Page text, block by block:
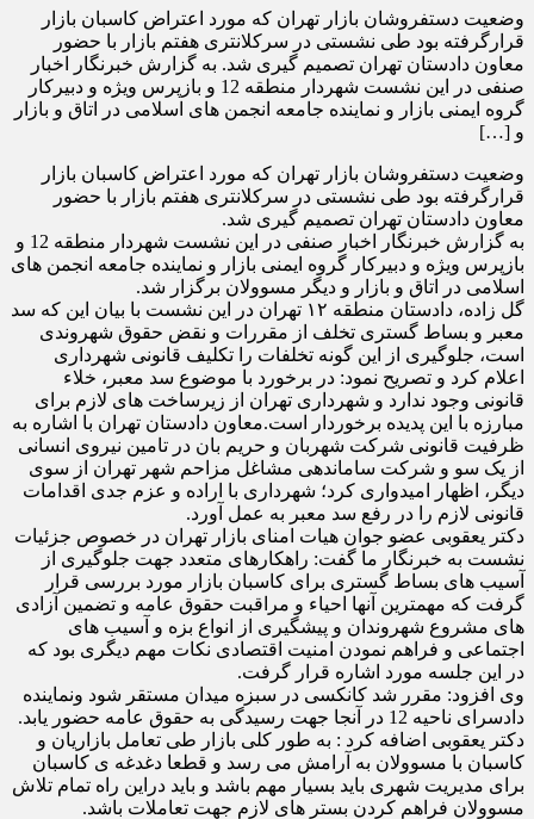
وضعیت دستفروشان بازار تهران که مورد اعتراض کاسبان بازار
قرارگرفته بود طی نشستی در سرکلانتری هفتم بازار با حضور
معاون دادستان تهران تصمیم گیری شد. به گزارش خبرنگار اخبار
صنفی در این نشست شهردار منطقه 12 و بازپرس ویژه و دبیرکار
گروه ایمنی بازار و نماینده جامعه انجمن های اسلامی در اتاق و بازار
و […]
وضعیت دستفروشان بازار تهران که مورد اعتراض کاسبان بازار
قرارگرفته بود طی نشستی در سرکلانتری هفتم بازار با حضور
معاون دادستان تهران تصمیم گیری شد.
به گزارش خبرنگار اخبار صنفی در این نشست شهردار منطقه 12 و
بازپرس ویژه و دبیرکار گروه ایمنی بازار و نماینده جامعه انجمن های
اسلامی در اتاق و بازار و دیگر مسوولان برگزار شد.
گل زاده، دادستان منطقه ۱۲ تهران در این نشست با بیان این که سد
معبر و بساط گستری تخلف از مقررات و نقض حقوق شهروندی
است، جلوگیری از این گونه تخلفات را تکلیف قانونی شهرداری
اعلام کرد و تصریح نمود: در برخورد با موضوع سد معبر، خلاء
قانونی وجود ندارد و شهرداری تهران از زیرساخت های لازم برای
مبارزه با این پدیده برخوردار است.معاون دادستان تهران با اشاره به
ظرفیت قانونی شرکت شهربان و حریم بان در تامین نیروی انسانی
از یک سو و شرکت ساماندهی مشاغل مزاحم شهر تهران از سوی
دیگر، اظهار امیدواری کرد؛ شهرداری با اراده و عزم جدی اقدامات
قانونی لازم را در رفع سد معبر به عمل آورد.
دکتر یعقوبی عضو جوان هیات امنای بازار تهران در خصوص جزئیات
نشست به خبرنگار ما گفت: راهکارهای متعدد جهت جلوگیری از
آسیب های بساط گستری برای کاسبان بازار مورد بررسی قرار
گرفت که مهمترین آنها احیاء و مراقبت حقوق عامه و تضمین آزادی
های مشروع شهروندان و پیشگیری از انواع بزه و آسیب های
اجتماعی و فراهم نمودن امنیت اقتصادی نکات مهم دیگری بود که
در این جلسه مورد اشاره قرار گرفت.
وی افزود: مقرر شد کانکسی در سبزه میدان مستقر شود ونماینده
دادسرای ناحیه 12 در آنجا جهت رسیدگی به حقوق عامه حضور یابد.
دکتر یعقوبی اضافه کرد : به طور کلی بازار طی تعامل بازاریان و
کاسبان با مسوولان به آرامش می رسد و قطعا دغدغه ی کاسبان
برای مدیریت شهری باید بسیار مهم باشد و باید دراین راه تمام تلاش
مسوولان فراهم کردن بستر های لازم جهت تعاملات باشد.